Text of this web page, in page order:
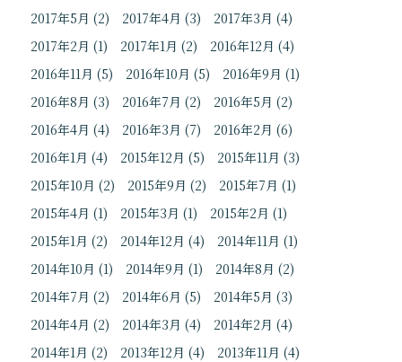
2017年5月 (2) 2017年4月 (3) 2017年3月 (4)
2017年2月 (1) 2017年1月 (2) 2016年12月 (4)
2016年11月 (5) 2016年10月 (5) 2016年9月 (1)
2016年8月 (3) 2016年7月 (2) 2016年5月 (2)
2016年4月 (4) 2016年3月 (7) 2016年2月 (6)
2016年1月 (4) 2015年12月 (5) 2015年11月 (3)
2015年10月 (2) 2015年9月 (2) 2015年7月 (1)
2015年4月 (1) 2015年3月 (1) 2015年2月 (1)
2015年1月 (2) 2014年12月 (4) 2014年11月 (1)
2014年10月 (1) 2014年9月 (1) 2014年8月 (2)
2014年7月 (2) 2014年6月 (5) 2014年5月 (3)
2014年4月 (2) 2014年3月 (4) 2014年2月 (4)
2014年1月 (2) 2013年12月 (4) 2013年11月 (4)